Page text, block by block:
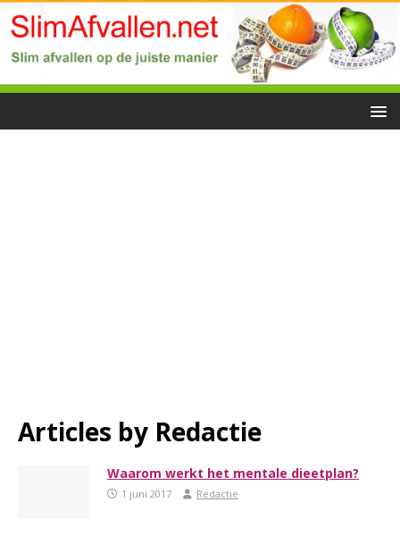
Articles by Redactie
Waarom werkt het mentale dieetplan?
1 juni 2017 Redactie